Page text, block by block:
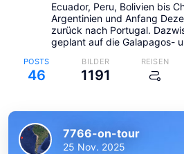
Ecuador, Peru, Bolivien bis
Argentinien und Anfang
zurück nach Portugal.
geplant auf die Galapagos-
POSTS
46
BILDER
1191
REISEN
7766-on-tour
25 Nov. 2025